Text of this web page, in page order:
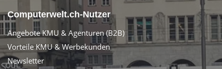
Computerwelt.ch-Nutzer
Angebote KMU & Agenturen (B2B)
Vorteile KMU & Werbekunden
Newsletter